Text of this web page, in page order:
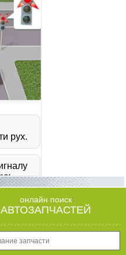
онлайн поиск
АВТОЗАПЧАСТЕЙ